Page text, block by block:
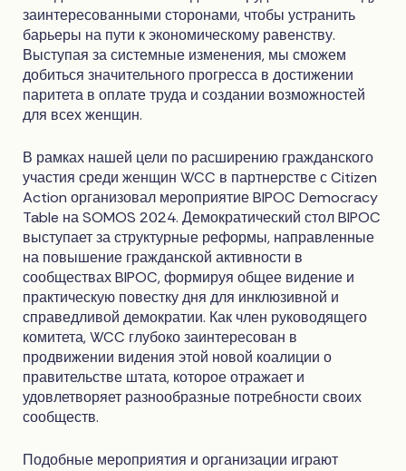
заинтересованными сторонами, чтобы устранить
барьеры на пути к экономическому равенству.
Выступая за системные изменения, мы сможем
добиться значительного прогресса в достижении
паритета в оплате труда и создании возможностей
для всех женщин.
В рамках нашей цели по расширению гражданского
участия среди женщин WCC в партнерстве с Citizen
Action организовал мероприятие BIPOC Democracy
Table на SOMOS 2024. Демократический стол BIPOC
выступает за структурные реформы, направленные
на повышение гражданской активности в
сообществах BIPOC, формируя общее видение и
практическую повестку дня для инклюзивной и
справедливой демократии. Как член руководящего
комитета, WCC глубоко заинтересован в
продвижении видения этой новой коалиции о
правительстве штата, которое отражает и
удовлетворяет разнообразные потребности своих
сообществ.
Подобные мероприятия и организации играют